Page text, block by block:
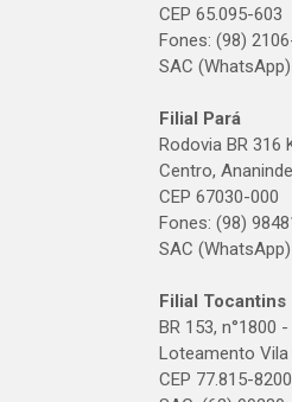
CEP 65.095-603
Fones: (98)
SAC
Filial Pará
Rodovia BR 316
Centro,
CEP 67030-000
Fones: (98)
SAC
Filial Tocantins
BR 153, n°1800
Loteamento Vila
CEP 77.815-8200